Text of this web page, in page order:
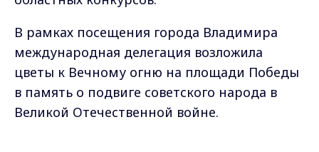
В рамках посещения города Владимира
международная делегация возложила
цветы к Вечному огню на площади Победы
в память о подвиге советского народа в
Великой Отечественной войне.